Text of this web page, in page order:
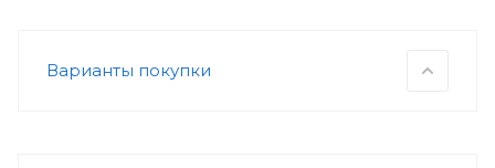
Варианты покупки